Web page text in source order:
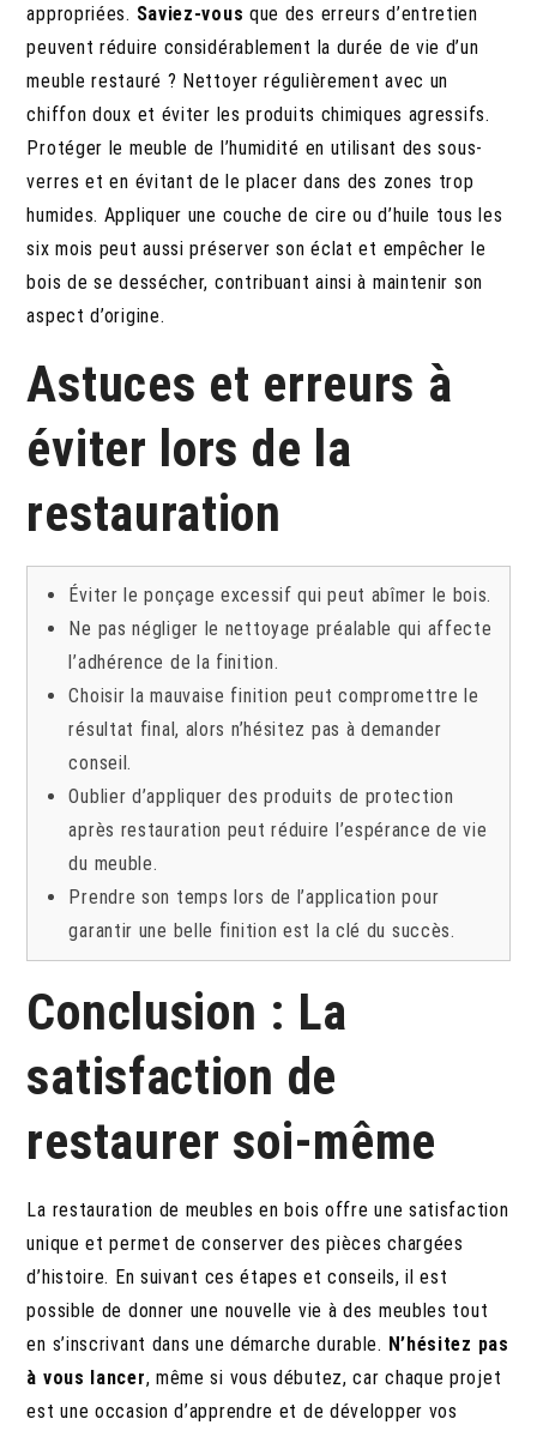
appropriées. Saviez-vous que des erreurs d’entretien
peuvent réduire considérablement la durée de vie d’un
meuble restauré ? Nettoyer régulièrement avec un
chiffon doux et éviter les produits chimiques agressifs.
Protéger le meuble de l’humidité en utilisant des sous-
verres et en évitant de le placer dans des zones trop
humides. Appliquer une couche de cire ou d’huile tous les
six mois peut aussi préserver son éclat et empêcher le
bois de se dessécher, contribuant ainsi à maintenir son
aspect d’origine.
Astuces et erreurs à
éviter lors de la
restauration
Éviter le ponçage excessif qui peut abîmer le bois.
Ne pas négliger le nettoyage préalable qui affecte
l’adhérence de la finition.
Choisir la mauvaise finition peut compromettre le
résultat final, alors n’hésitez pas à demander
conseil.
Oublier d’appliquer des produits de protection
après restauration peut réduire l’espérance de vie
du meuble.
Prendre son temps lors de l’application pour
garantir une belle finition est la clé du succès.
Conclusion : La
satisfaction de
restaurer soi-même
La restauration de meubles en bois offre une satisfaction
unique et permet de conserver des pièces chargées
d’histoire. En suivant ces étapes et conseils, il est
possible de donner une nouvelle vie à des meubles tout
en s’inscrivant dans une démarche durable. N’hésitez pas
à vous lancer, même si vous débutez, car chaque projet
est une occasion d’apprendre et de développer vos